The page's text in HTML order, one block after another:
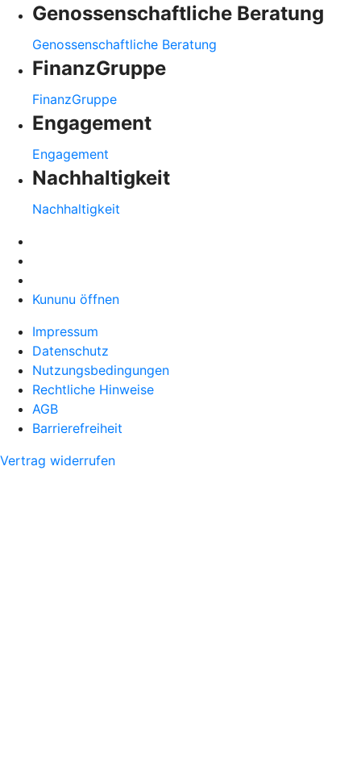
Genossenschaftliche Beratung
Genossenschaftliche Beratung
FinanzGruppe
FinanzGruppe
Engagement
Engagement
Nachhaltigkeit
Nachhaltigkeit
Kununu öffnen
Impressum
Datenschutz
Nutzungsbedingungen
Rechtliche Hinweise
AGB
Barrierefreiheit
Vertrag widerrufen